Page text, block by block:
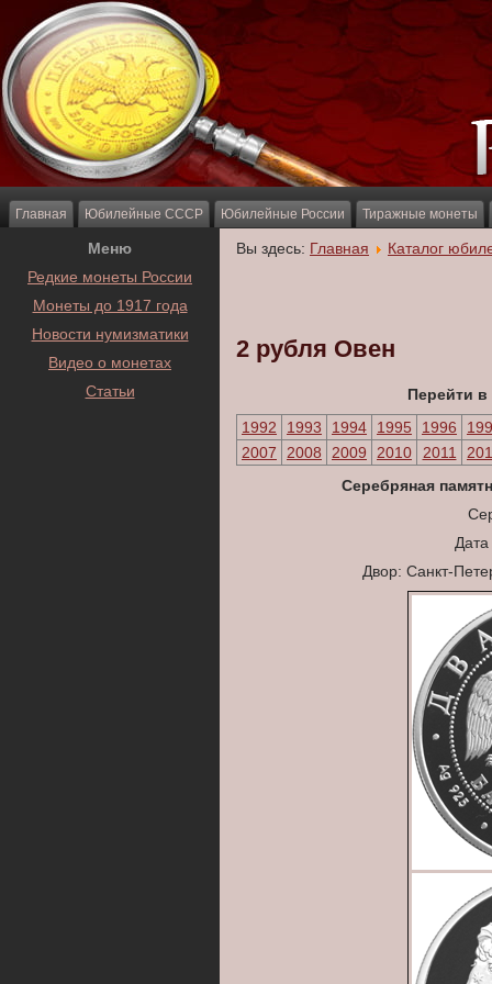
Главная Юбилейные СССР Юбилейные России Тиражные монеты
Меню
Редкие монеты России
Монеты до 1917 года
Новости нумизматики
Видео о монетах
Статьи
Вы здесь: Главная Каталог
2 рубля Овен
Перейти в
1992
1993 1994 1995 1996
2007
2008 2009 2010 2011
Серебряная
Двор: Санкт-